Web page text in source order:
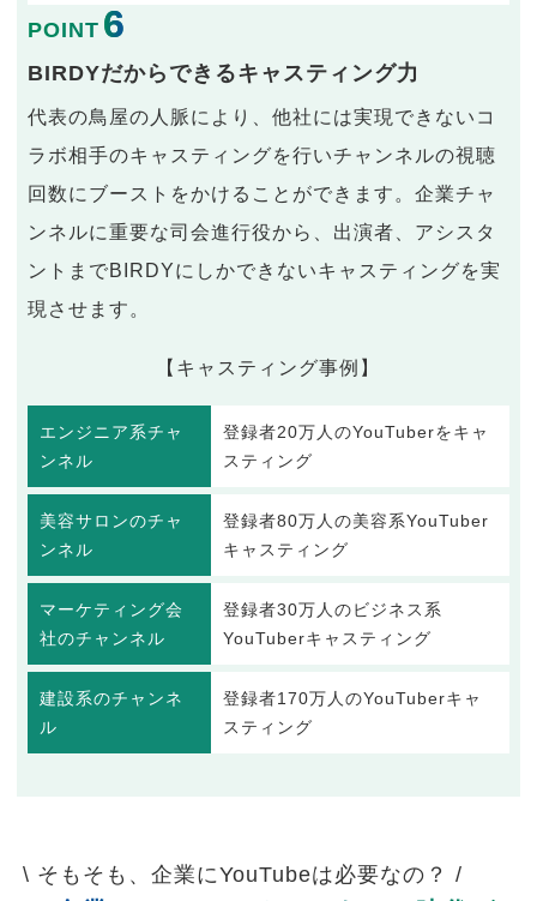
POINT 6
BIRDYだからできるキャスティング力
代表の鳥屋の人脈により、他社には実現できないコ
ラボ相手のキャスティングを行いチャンネルの視聴
回数にブーストをかけることができます。企業チャ
ンネルに重要な司会進行役から、出演者、アシスタ
ントまでBIRDYにしかできないキャスティングを実
現させます。
【キャスティング事例】
エンジニア系チャ
ンネル
登録者20万人のYouTuberをキャ
スティング
美容サロンのチャ
ンネル
登録者80万人の美容系YouTuber
キャスティング
マーケティング会
社のチャンネル
登録者30万人のビジネス系
YouTuberキャスティング
建設系のチャンネ
ル
登録者170万人のYouTuberキャ
スティング
\ そもそも、企業にYouTubeは必要なの？ /